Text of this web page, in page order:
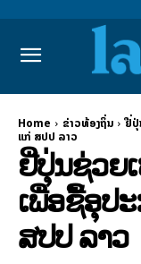
Home ຂ່າວທ້ອງຖິ່ນ
ຢີ່ປຸ່
ແກ່ ສປປ ລາວ
ຢີ່ປຸ່ນຊ່ວຍ
ເພື່ອຊື້ອຸປ
ສປປ ລາວ